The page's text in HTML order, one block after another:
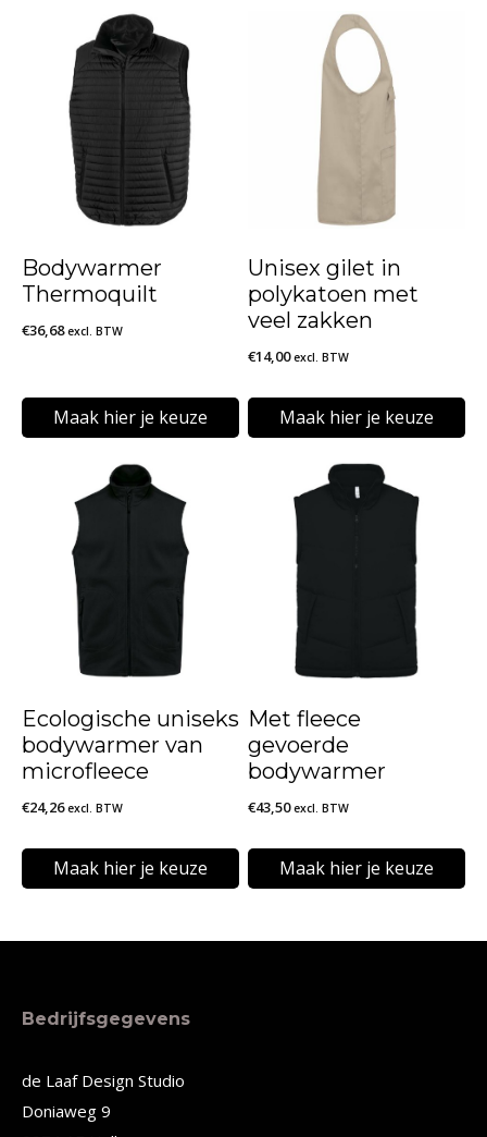
Bodywarmer
Thermoquilt
€36,68 excl. BTW
Maak hier je keuze
meerdere
variaties.
gekozen
worden
op
productpagina
Unisex gilet in
polykatoen met
veel zakken
€14,00 excl. BTW
Maak hier je keuze
product
meerdere
variaties.
gekozen
worden
op
productpagina
Ecologische uniseks
bodywarmer van
microfleece
€24,26 excl. BTW
Maak hier je keuze
product
meerdere
Deze
optie
Met fleece
gevoerde
bodywarmer
€43,50 excl. BTW
Maak hier je keuze
product
Bedrijfsgegevens
de Laaf Design Studio
Doniaweg 9